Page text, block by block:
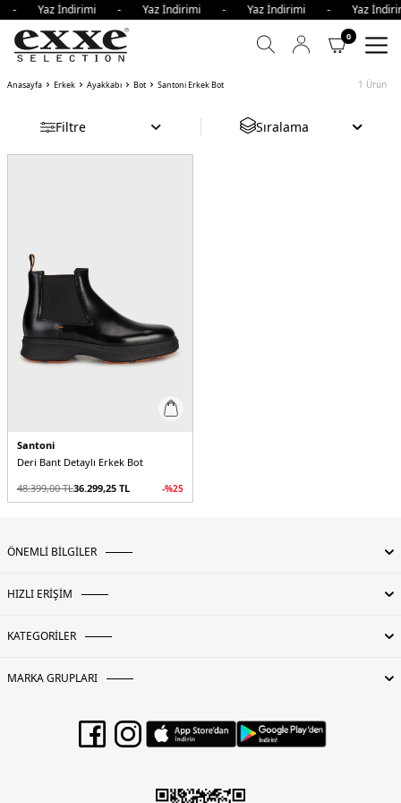
- Yaz İndirimi - Yaz İndirimi - Yaz İndirimi -
0
Anasayfa Erkek Ayakkabı Bot Santoni Erkek Bot 1 Ürün
Filtre Sıralama
Santoni
Deri Bant Detaylı Erkek Bot
48.399,00TL36.299,25 TL -%25
ÖNEMLİ BİLGİLER
HIZLI ERİŞİM
KATEGORİLER
MARKA GRUPLARI